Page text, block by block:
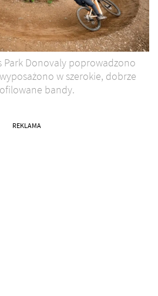
Park Donovaly poprowadzono
w szerokie, dobrze
bandy.
REKLAMA